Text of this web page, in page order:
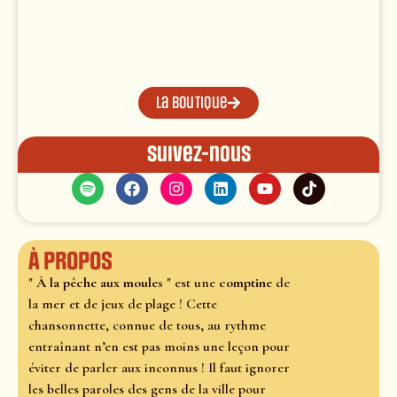
La boutique
Suivez-nous
À propos
" À la pêche aux moules " est une comptine de
la mer et de jeux de plage ! Cette
chansonnette, connue de tous, au rythme
entraînant n’en est pas moins une leçon pour
éviter de parler aux inconnus ! Il faut ignorer
les belles paroles des gens de la ville pour